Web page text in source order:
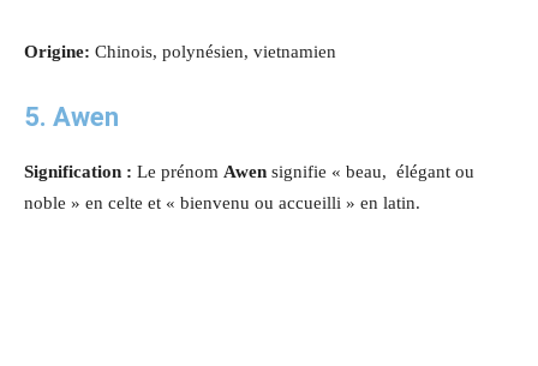
Origine: Chinois, polynésien, vietnamien
5. Awen
Signification : Le prénom Awen signifie « beau, élégant ou
noble » en celte et « bienvenu ou accueilli » en latin.